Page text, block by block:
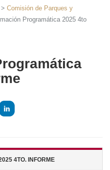
Comisión de Parques y
Programática 2025 4to
2025 4TO. INFORME